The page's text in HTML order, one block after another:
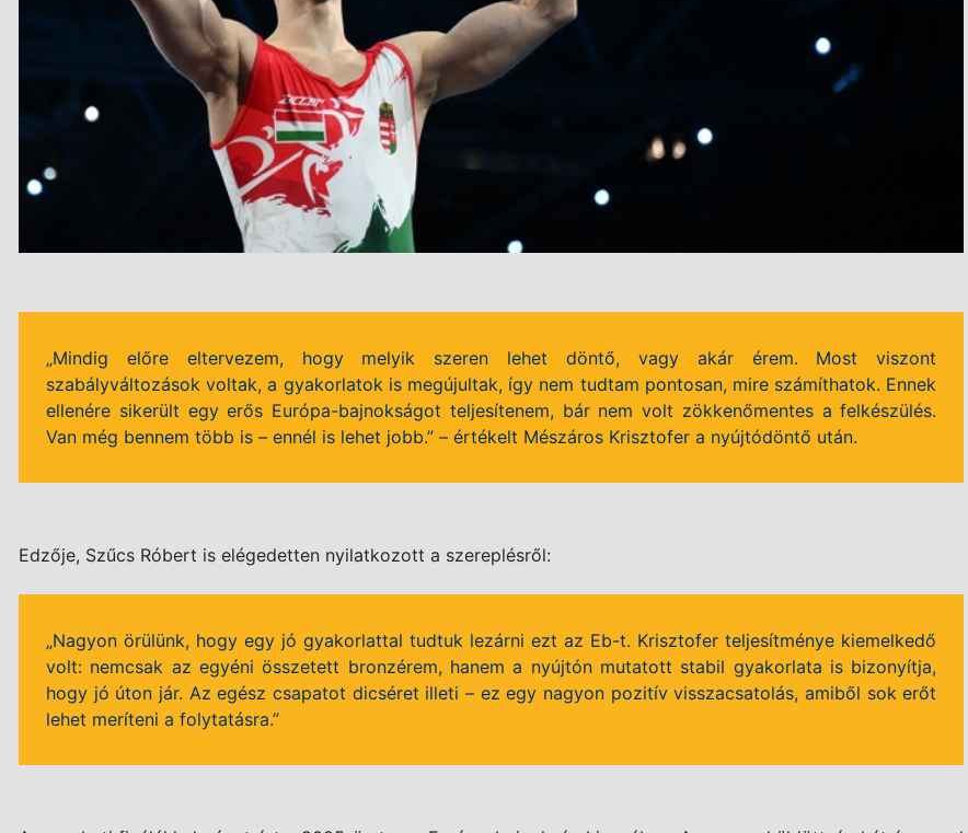
„Mindig előre eltervezem, hogy melyik szeren lehet döntő, vagy akár érem. Most viszont
szabályváltozások voltak, a gyakorlatok is megújultak, így nem tudtam pontosan, mire számíthatok. Ennek
ellenére sikerült egy erős Európa-bajnokságot teljesítenem, bár nem volt zökkenőmentes a felkészülés.
Van még bennem több is – ennél is lehet jobb.” – értékelt Mészáros Krisztofer a nyújtódöntő után.
Edzője, Szűcs Róbert is elégedetten nyilatkozott a szereplésről:
„Nagyon örülünk, hogy egy jó gyakorlattal tudtuk lezárni ezt az Eb-t. Krisztofer teljesítménye kiemelkedő
volt: nemcsak az egyéni összetett bronzérem, hanem a nyújtón mutatott stabil gyakorlata is bizonyítja,
hogy jó úton jár. Az egész csapatot dicséret illeti – ez egy nagyon pozitív visszacsatolás, amiből sok erőt
lehet meríteni a folytatásra.”